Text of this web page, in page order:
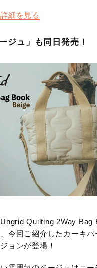
細を見る
ジュ」も同日発売！
Quilting 2Way Bag
今回ご紹介したカーキ
ョンが登場！